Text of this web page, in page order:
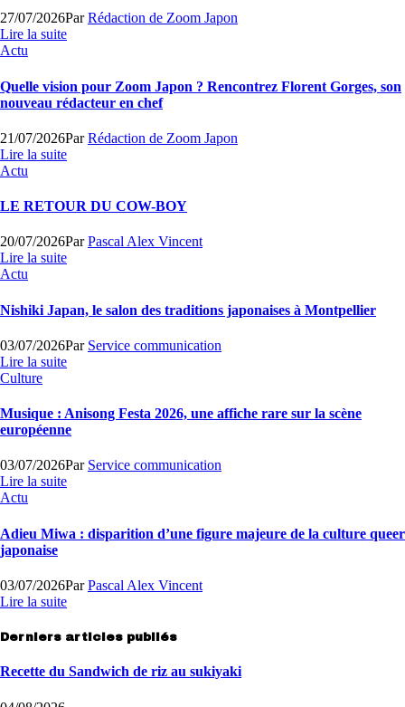
27/07/2026Par Rédaction de Zoom Japon
Lire la suite
Actu
Quelle vision pour Zoom Japon ? Rencontrez Florent Gorges, son
nouveau rédacteur en chef
21/07/2026Par Rédaction de Zoom Japon
Lire la suite
Actu
LE RETOUR DU COW-BOY
20/07/2026Par Pascal Alex Vincent
Lire la suite
Actu
Nishiki Japan, le salon des traditions japonaises à Montpellier
03/07/2026Par Service communication
Lire la suite
Culture
Musique : Anisong Festa 2026, une affiche rare sur la scène
européenne
03/07/2026Par Service communication
Lire la suite
Actu
Adieu Miwa : disparition d’une figure majeure de la culture queer
japonaise
03/07/2026Par Pascal Alex Vincent
Lire la suite
Derniers articles publiés
Recette du Sandwich de riz au sukiyaki